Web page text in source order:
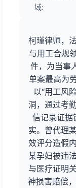
域:
柯瑾律师，
与用工合规
件，为当事
单案最高为
以“用工风
洞，通过考
信记录证据
实。曾代理
效评分造假
某孕妇被违
与医疗证明
神损害赔偿